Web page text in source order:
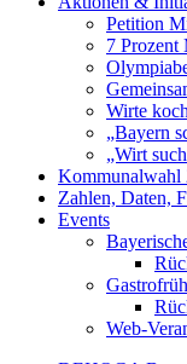
Petition
7 Prozent
Wirte
„Bayern
„Wirt
Kommunalwahl
Zahlen, Daten,
Events
Web-